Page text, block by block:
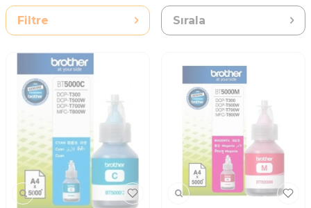
Filtre Sırala